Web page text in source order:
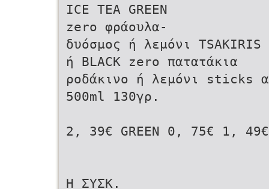
ICE TEA GREEN
zero φράουλα-
δυόσμος ή λεμόνι TSAKIRIS
ή BLACK zero πατατάκια
ροδάκινο ή λεμόνι sticks
500ml 130γρ.
2, 39€ GREEN 0, 75€ 1, 49€
Η ΣΥΣΚ.